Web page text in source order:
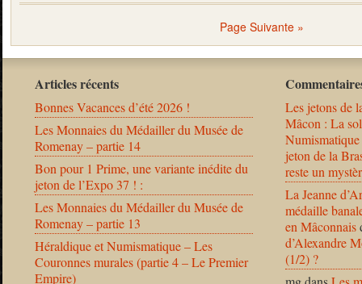
Page Suivante »
Articles récents
Bonnes Vacances d’été 2026 !
Les Monnaies du Médailler du Musée de
Romenay – partie 14
Bon pour 1 Prime, une variante inédite du
jeton de l’Expo 37 ! :
Les Monnaies du Médailler du Musée de
Romenay – partie 13
Héraldique et Numismatique – Les
Couronnes murales (partie 4 – Le Premier
Empire)
Les jetons de
Mâcon : La
jeton de la
reste un
La Jeanne
médaille
en Mâconnais
d’Alexandre
(1/2) ?